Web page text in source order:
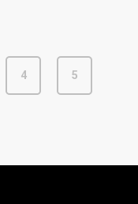
4 5